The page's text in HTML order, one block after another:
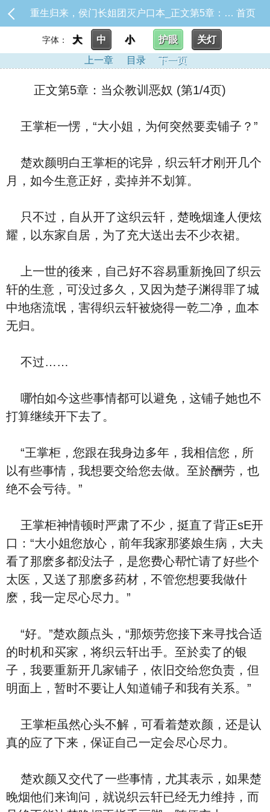
重生归来，侯门长姐团灭户口本_正文第5章：当众教训恶奴 首页
字体： 大 中 小 护眼
关灯
上一章
目录 下一页
正文第5章：当众教训恶奴 (第1/4页)
王掌柜一愣，“大小姐，为何突然要卖铺子？”
楚欢颜明白王掌柜的诧异，织云轩才刚开几个
月，如今生意正好，卖掉并不划算。
只不过，自从开了这织云轩，楚晚烟逢人便炫
耀，以东家自居，为了充大送出去不少衣裙。
上一世的後来，自己好不容易重新挽回了织云
轩的生意，可没过多久，又因为楚子渊得罪了城
中地痞流氓，害得织云轩被烧得一乾二净，血本
无归。
不过……
哪怕如今这些事情都可以避免，这铺子她也不
打算继续开下去了。
“王掌柜，您跟在我身边多年，我相信您，所
以有些事情，我想要交给您去做。至於酬劳，也
绝不会亏待。”
王掌柜神情顿时严肃了不少，挺直了背正sE开
口：“大小姐您放心，前年我家那婆娘生病，大夫
看了那麽多都没法子，是您费心帮忙请了好些个
太医，又送了那麽多药材，不管您想要我做什
麽，我一定尽心尽力。”
“好。”楚欢颜点头，“那烦劳您接下来寻找合适
的时机和买家，将织云轩出手。至於卖了的银
子，我要重新开几家铺子，依旧交给您负责，但
明面上，暂时不要让人知道铺子和我有关系。”
王掌柜虽然心头不解，可看着楚欢颜，还是认
真的应了下来，保证自己一定会尽心尽力。
楚欢颜又交代了一些事情，尤其表示，如果楚
晚烟他们来询问，就说织云轩已经无力维持，而